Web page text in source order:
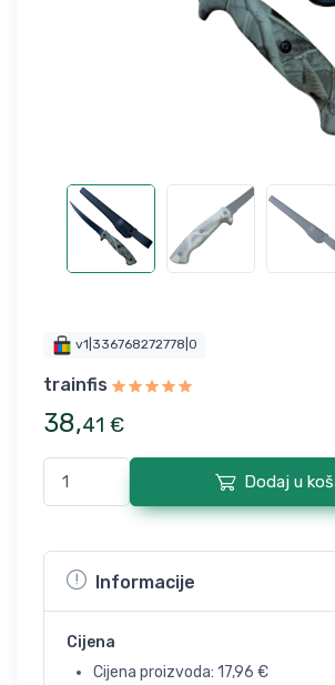
v1|336768272778|0
trainfis
38,41 €
Dodaj u
Informacije
Cijena
Cijena proizvoda: 17,96 €